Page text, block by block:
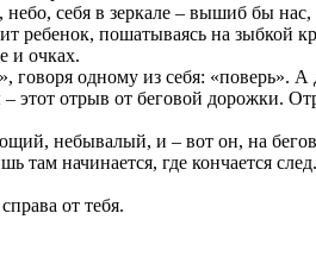
себя в зеркале – вышиб бы
ребенок, пошатываясь на зыбкой
и очках.
говоря одному из себя: «поверь».
отрыв от беговой дорожки.
небывалый, и – вот он, на
там начинается, где кончается след.
от тебя.